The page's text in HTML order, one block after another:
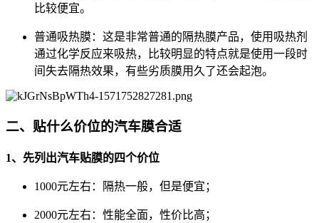
比较便宜。
普通吸热膜：这是非常普通的隔热膜产品，使用吸热剂
通过化学反应来吸热，比较明显的特点就是使用一段时
间失去隔热效果，有些劣质膜用久了还会起泡。
二、贴什么价位的汽车膜合适
1、先列出汽车贴膜的四个价位
1000元左右：隔热一般，但是便宜；
2000元左右：性能全面，性价比高；